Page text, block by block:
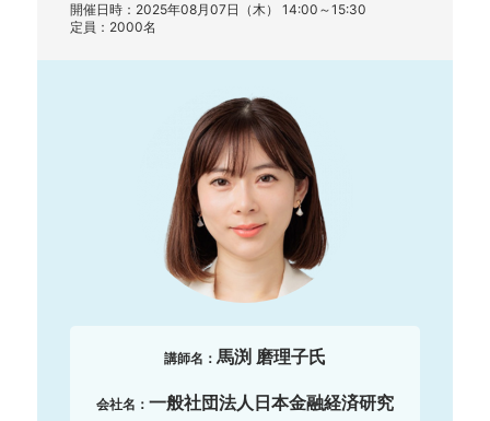
開催日時：2025年08月07日（木） 14:00～15:30
定員：2000名
講師名： 馬渕 磨理子氏
会社名： 一般社団法人日本金融経済研究